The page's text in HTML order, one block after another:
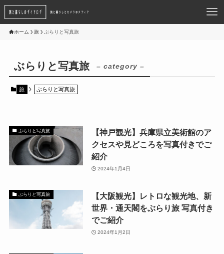
ホーム 旅 ぶらりと写真旅
ぶらりと写真旅 – category –
旅 ぶらりと写真旅
ぶらりと写真旅
【神戸観光】兵庫県立美術館のア
クセスや見どころを写真付きでご
紹介
2024年1月4日
ぶらりと写真旅
【大阪観光】レトロな観光地、新
世界・通天閣をぶらり旅 写真付き
でご紹介
2024年1月2日